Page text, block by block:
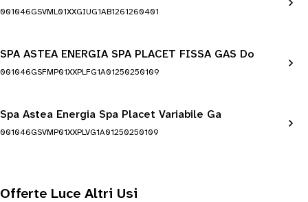
001046GSVML01XXGIUG1AB1261260401
SPA ASTEA ENERGIA SPA PLACET FISSA GAS Do
001046GSFMP01XXPLFG1A01250250109
Spa Astea Energia Spa Placet Variabile Ga
001046GSVMP01XXPLVG1A01250250109
Offerte Luce Altri Usi